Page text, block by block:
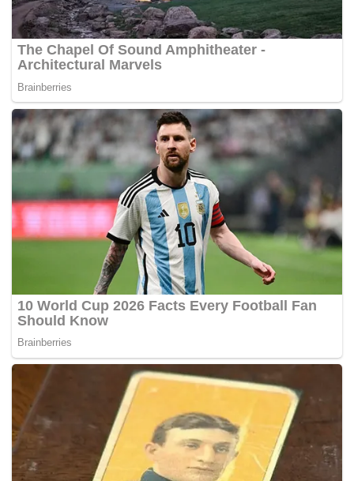
disediakan di seluruh di pulau berkenaan sejak tahun
lepas.
Ketika ini ada hampir 80,000 buah teksi dengan lebih
100,000 pemandu di Singapura melibatkan
pengendaliyang lain iaitu ComfortDelGro, CityCab, SMRT,
Trans-Cab, Premier dan Prime Taxi. –
Agensi/Mynewshub.TV
Tags: